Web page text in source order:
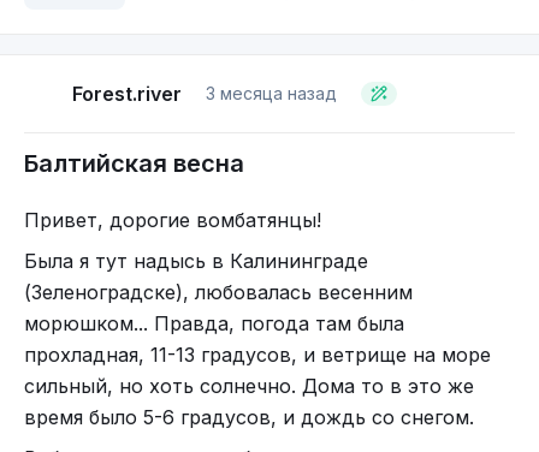
Forest.river 3 месяца назад
Балтийская весна
Привет, дорогие вомбатянцы!
Была я тут надысь в Калининграде
(Зеленоградске), любовалась весенним
морюшком... Правда, погода там была
прохладная, 11-13 градусов, и ветрище на море
сильный, но хоть солнечно. Дома то в это же
время было 5-6 градусов, и дождь со снегом.